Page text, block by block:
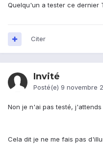
Quelqu'un a tester ce dernier
Citer
Invité
Posté(e) 9 novembre
Non je n'ai pas testé,
Cela dit je ne me fais pas